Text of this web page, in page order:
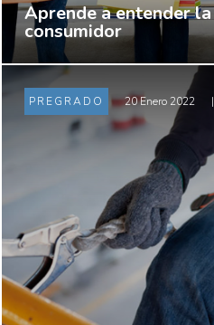
Aprende a entender
consumidor
PREGRADO 20 Enero 2022 |